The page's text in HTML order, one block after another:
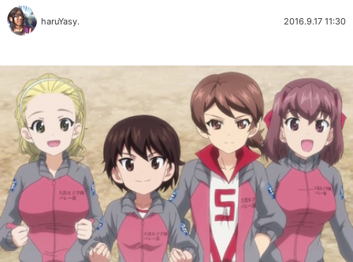
haruYasy. 2016.9.17 11:30